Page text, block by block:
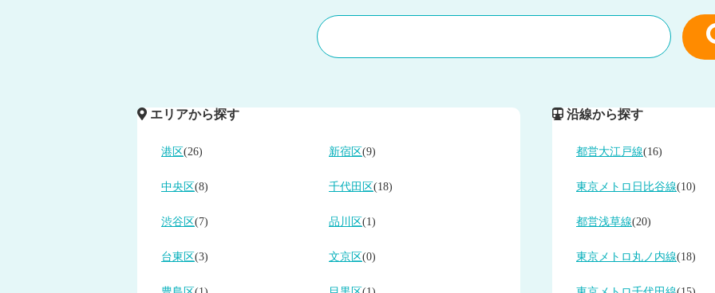
エリアから探す
港区(26) 新宿区(9)
中央区(8) 千代田区(18)
渋谷区(7) 品川区(1)
台東区(3) 文京区(0)
沿線から探す
都営大江戸線(16)
東京メトロ日比谷線(10)
都営浅草線(20)
東京メトロ丸ノ内線(18)